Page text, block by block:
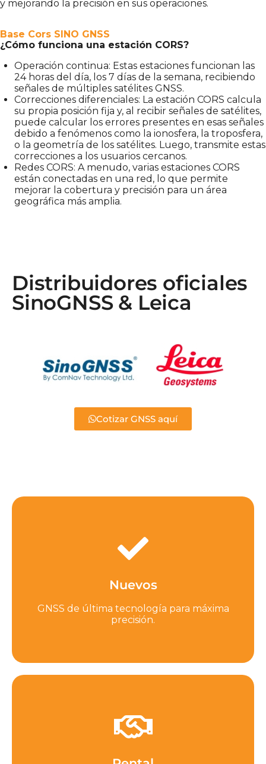
y mejorando la precisión en sus operaciones.
Base Cors SINO GNSS
¿Cómo funciona una estación CORS?
Operación continua: Estas estaciones funcionan las
24 horas del día, los 7 días de la semana, recibiendo
señales de múltiples satélites GNSS.
Correcciones diferenciales: La estación CORS calcula
su propia posición fija y, al recibir señales de satélites,
puede calcular los errores presentes en esas señales
debido a fenómenos como la ionosfera, la troposfera,
o la geometría de los satélites. Luego, transmite estas
correcciones a los usuarios cercanos.
Redes CORS: A menudo, varias estaciones CORS
están conectadas en una red, lo que permite
mejorar la cobertura y precisión para un área
geográfica más amplia.
Distribuidores oficiales
SinoGNSS & Leica
Cotizar GNSS aquí
Nuevos
GNSS de última tecnología para máxima
precisión.